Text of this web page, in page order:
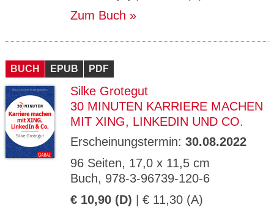
Zum Buch
BUCH EPUB PDF
Silke Grotegut
30 MINUTEN KARRIERE MACHEN
MIT XING, LINKEDIN UND CO.
Erscheinungstermin: 30.08.2022
96 Seiten, 17,0 x 11,5 cm
Buch, 978-3-96739-120-6
€ 10,90 (D) | € 11,30 (A)